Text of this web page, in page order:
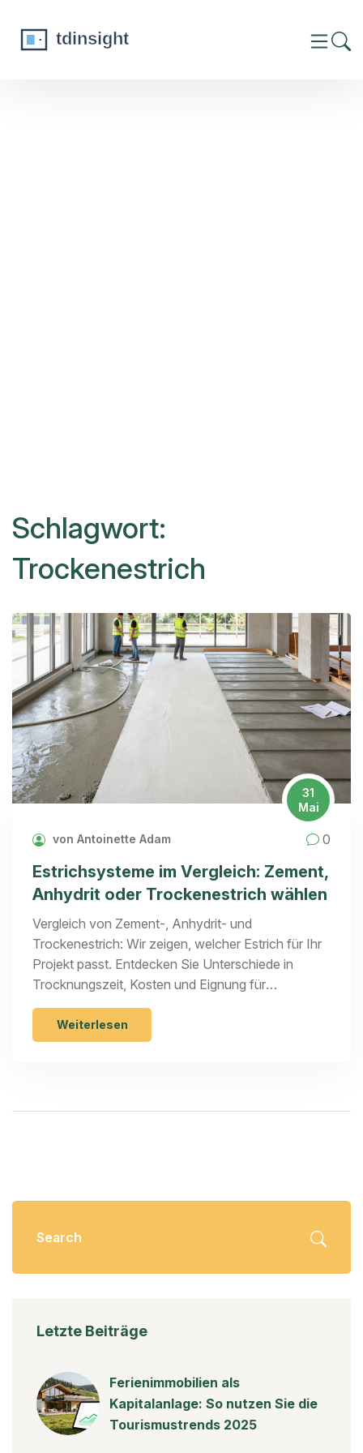
Schlagwort:
Trockenestrich
31
Mai
von Antoinette Adam 0
Estrichsysteme im Vergleich: Zement,
Anhydrit oder Trockenestrich wählen
Vergleich von Zement-, Anhydrit- und
Trockenestrich: Wir zeigen, welcher Estrich für Ihr
Projekt passt. Entdecken Sie Unterschiede in
Trocknungszeit, Kosten und Eignung für
Fußbodenheizungen.
Weiterlesen
Letzte Beiträge
Ferienimmobilien als
Kapitalanlage: So nutzen Sie die
Tourismustrends 2025